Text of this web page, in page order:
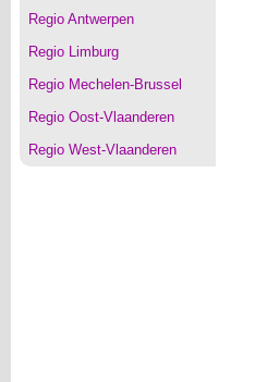
Regio Antwerpen
Regio Limburg
Regio Mechelen-Brussel
Regio Oost-Vlaanderen
Regio West-Vlaanderen